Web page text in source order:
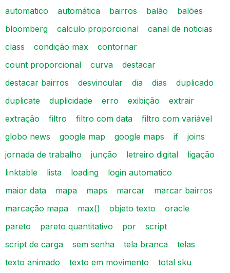
automatico
automática bairros balão
balões
bloomberg
calculo proporcional
canal de noticias
class
condição max
contornar
count proporcional
curva
destacar
destacar bairros
desvincular dia dias
duplicado
duplicate
duplicidade erro exibição
extrair
extração
filtro filtro com data
filtro com variável
globo news
google map google maps if
joins
jornada de trabalho
junção letreiro digital
ligação
linktable
lista loading
login automatico
maior data
mapa maps marcar
marcar bairros
marcação mapa
max() objeto texto
oracle
pareto
pareto quantitativo por
script
script de carga
sem senha tela branca
telas
texto animado
texto em movimento
total sku